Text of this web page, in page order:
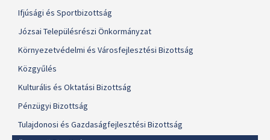
Ifjúsági és Sportbizottság
Józsai Településrészi Önkormányzat
Környezetvédelmi és Városfejlesztési Bizottság
Közgyűlés
Kulturális és Oktatási Bizottság
Pénzügyi Bizottság
Tulajdonosi és Gazdaságfejlesztési Bizottság